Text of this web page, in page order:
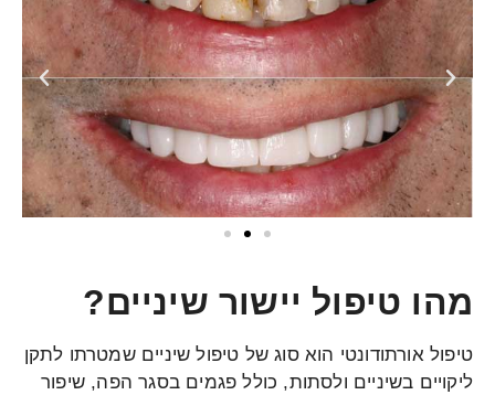
מהו טיפול יישור שיניים?
טיפול אורתודונטי הוא סוג של טיפול שיניים שמטרתו לתקן
ליקויים בשיניים ולסתות, כולל פגמים בסגר הפה, שיפור